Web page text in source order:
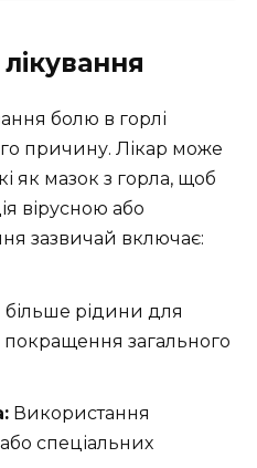
болю в горлі
причину. Лікар може
як мазок з горла, щоб
вірусною або
зазвичай включає:
рідини для
покращення загального
Використання
спеціальних